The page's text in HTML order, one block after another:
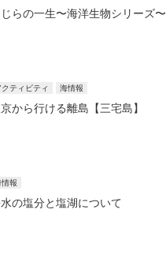
じらの一生〜海洋生物シリーズ〜
クティビティ 海情報
から行ける離島【三宅島】
情報
の塩分と塩湖について